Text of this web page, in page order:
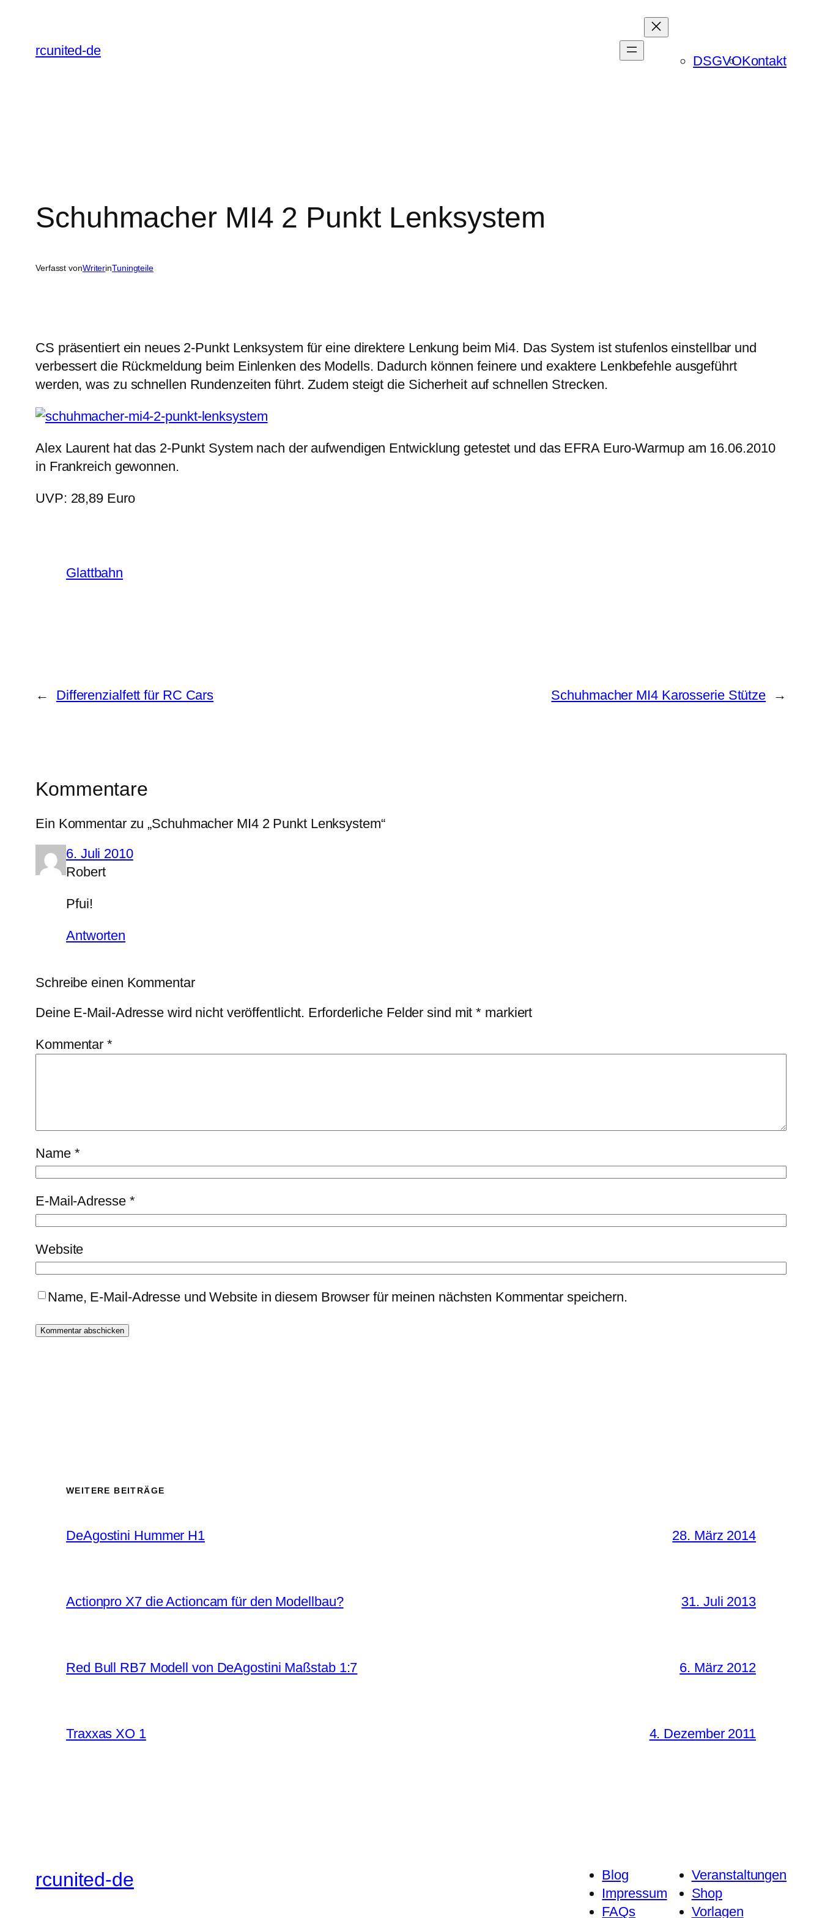
springenrcunited-de
DSGVOKontakt
Schuhmacher MI4 2 Punkt Lenksystem
Verfasst vonWriterinTuningteile
CS präsentiert ein neues 2-Punkt Lenksystem für eine direktere Lenkung beim Mi4. Das System ist stufenlos einstellbar und
verbessert die Rückmeldung beim Einlenken des Modells. Dadurch können feinere und exaktere Lenkbefehle ausgeführt
werden, was zu schnellen Rundenzeiten führt. Zudem steigt die Sicherheit auf schnellen Strecken.
Alex Laurent hat das 2-Punkt System nach der aufwendigen Entwicklung getestet und das EFRA Euro-Warmup am 16.06.2010
in Frankreich gewonnen.
UVP: 28,89 Euro
Glattbahn
← Differenzialfett für RC Cars Schuhmacher MI4 Karosserie Stütze →
Kommentare
Ein Kommentar zu „Schuhmacher MI4 2 Punkt Lenksystem“
6. Juli 2010
Robert
Pfui!
Antworten
Schreibe einen Kommentar
Deine E-Mail-Adresse wird nicht veröffentlicht. Erforderliche Felder sind mit* markiert
Kommentar*
Name *
E-Mail-Adresse *
Website
Name, E-Mail-Adresse und Website in diesem Browser für meinen nächsten Kommentar speichern.
WEITERE BEITRÄGE
DeAgostini Hummer H1 28. März 2014
Actionpro X7 die Actioncam für den Modellbau? 31. Juli 2013
Red Bull RB7 Modell von DeAgostini Maßstab 1:7 6. März 2012
Traxxas XO 1 4. Dezember 2011
rcunited-de
Blog
Impressum
FAQs
Veranstaltungen
Shop
Vorlagen